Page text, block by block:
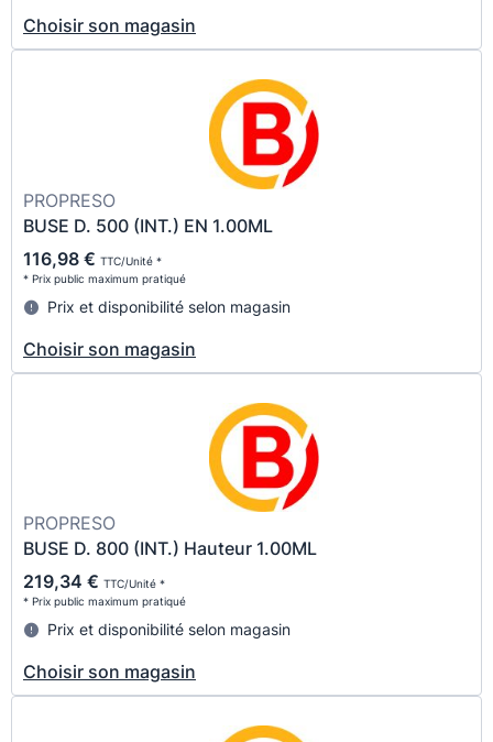
Choisir son magasin
PROPRESO
BUSE D. 500 (INT.) EN 1.00ML
116,98 € TTC/Unité *
* Prix public maximum pratiqué
Prix et disponibilité selon magasin
Choisir son magasin
PROPRESO
BUSE D. 800 (INT.) Hauteur 1.00ML
219,34 € TTC/Unité *
* Prix public maximum pratiqué
Prix et disponibilité selon magasin
Choisir son magasin